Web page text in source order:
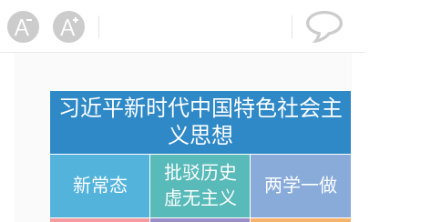
习近平新时代中国特色社会主
义思想
新常态
批驳历史
虚无主义
两学一做